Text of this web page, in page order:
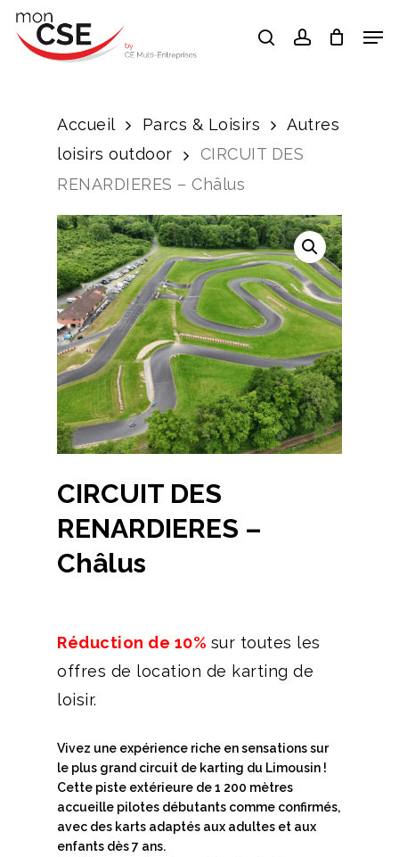
Skip
searchaccount
Accueil Parcs & Loisirs
Autres
loisirs outdoor
CIRCUIT DES
RENARDIERES – Châlus
CIRCUIT DES
RENARDIERES –
Châlus
Réduction de 10% sur toutes les
offres de location de karting de
loisir.
Vivez une expérience riche en sensations sur
le plus grand circuit de karting du Limousin !
Cette piste extérieure de 1 200 mètres
accueille pilotes débutants comme confirmés,
avec des karts adaptés aux adultes et aux
enfants dès 7 ans.